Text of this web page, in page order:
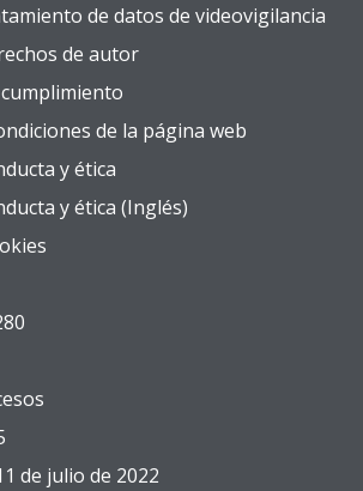
de datos de videovigilancia
de autor
de la página web
y ética
y ética (Inglés)
de julio de 2022